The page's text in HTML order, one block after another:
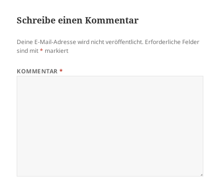
Schreibe einen Kommentar
Deine E-Mail-Adresse wird nicht veröffentlicht. Erforderliche Felder
sind mit* markiert
KOMMENTAR*